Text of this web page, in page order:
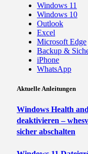
Windows 11
Windows 10
Outlook
Excel
Microsoft Edge
Backup &
iPhone
WhatsApp
Aktuelle Anleitungen
Windows Health
deaktivieren –
sicher abschalten